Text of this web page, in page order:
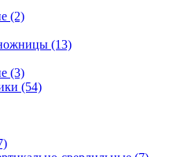
(2)
(13)
(3)
(54)